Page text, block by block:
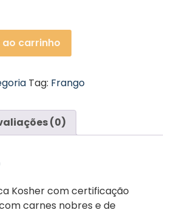
carrinho
Tag: Frango
(0)
Kosher com certificação
carnes nobres e de